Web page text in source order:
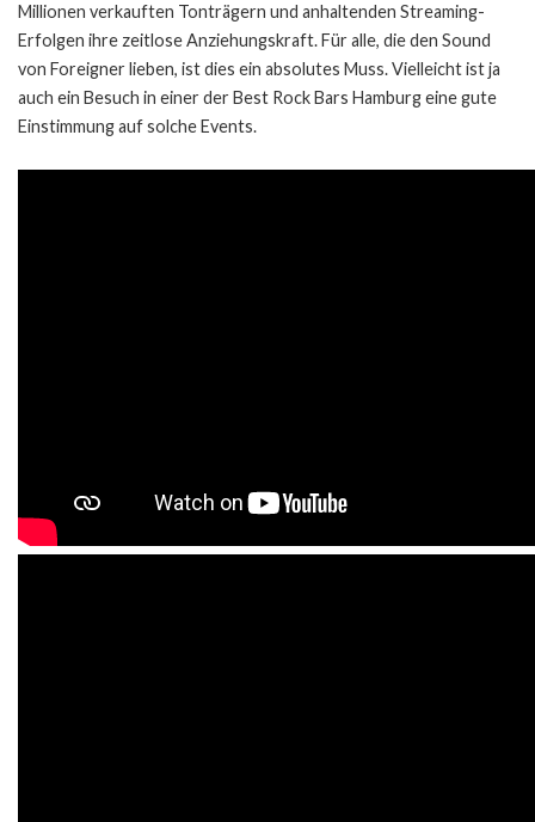
Millionen verkauften Tonträgern und anhaltenden Streaming-
Erfolgen ihre zeitlose Anziehungskraft. Für alle, die den Sound
von Foreigner lieben, ist dies ein absolutes Muss. Vielleicht ist ja
auch ein Besuch in einer derBest Rock Bars Hamburgeine gute
Einstimmung auf solche Events.